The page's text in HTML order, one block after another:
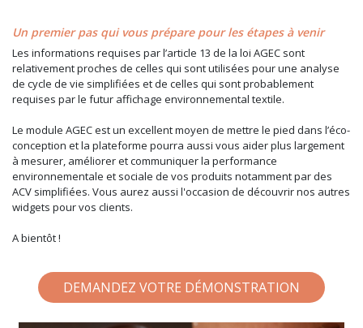
Un premier pas qui vous prépare pour les étapes à venir
Les informations requises par l’article 13 de la loi AGEC sont
relativement proches de celles qui sont utilisées pour une analyse
de cycle de vie simplifiées et de celles qui sont probablement
requises par le futur affichage environnemental textile.
Le module AGEC est un excellent moyen de mettre le pied dans l’éco-
conception et la plateforme pourra aussi vous aider plus largement
à mesurer, améliorer et communiquer la performance
environnementale et sociale de vos produits notamment par des
ACV simplifiées. Vous aurez aussi l'occasion de découvrir nos autres
widgets pour vos clients.
A bientôt !
DEMANDEZ VOTRE DÉMONSTRATION